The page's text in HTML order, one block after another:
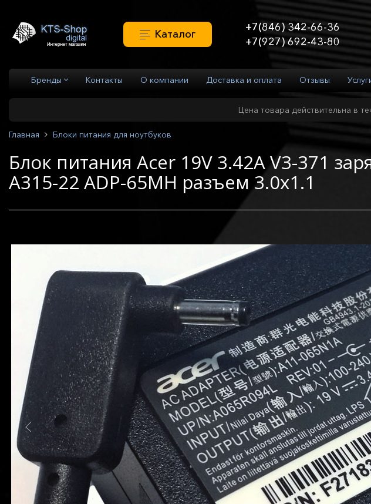
Каталог
+7(846) 342-66-36
+7(927) 692-43-80
Бренды Контакты О компании Доставка и оплата Отзывы
Цена товара действительна в
Главная Блоки питания для ноутбуков
Блок питания Acer 19V 3.42А V3-371
A315-22 ADP-65MH разъем 3.0x1.1